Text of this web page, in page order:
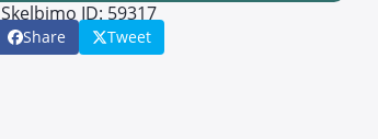
Skelbimo ID: 59317
Share Tweet